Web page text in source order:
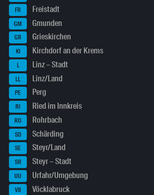
FR Freistadt
GM Gmunden
GR Grieskirchen
KI Kirchdorf an der Krems
L Linz – Stadt
LL Linz/Land
PE Perg
RI Ried im Innkreis
RO Rohrbach
SD Schärding
SE Steyr/Land
SR Steyr – Stadt
UU Urfahr/Umgebung
VB Vöcklabruck